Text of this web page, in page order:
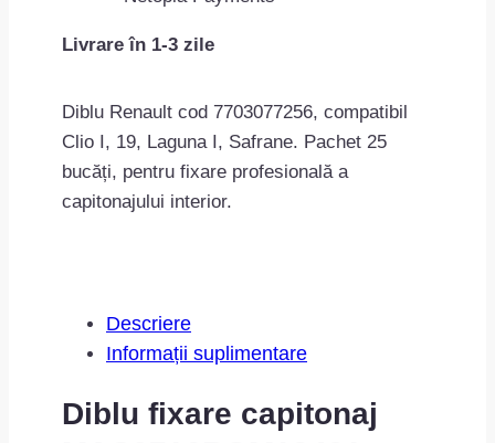
MAC0716ROM12431
Livrare în 1-3 zile
Diblu Renault cod 7703077256, compatibil
Clio I, 19, Laguna I, Safrane. Pachet 25
bucăți, pentru fixare profesională a
capitonajului interior.
Descriere
Informații suplimentare
Diblu fixare capitonaj